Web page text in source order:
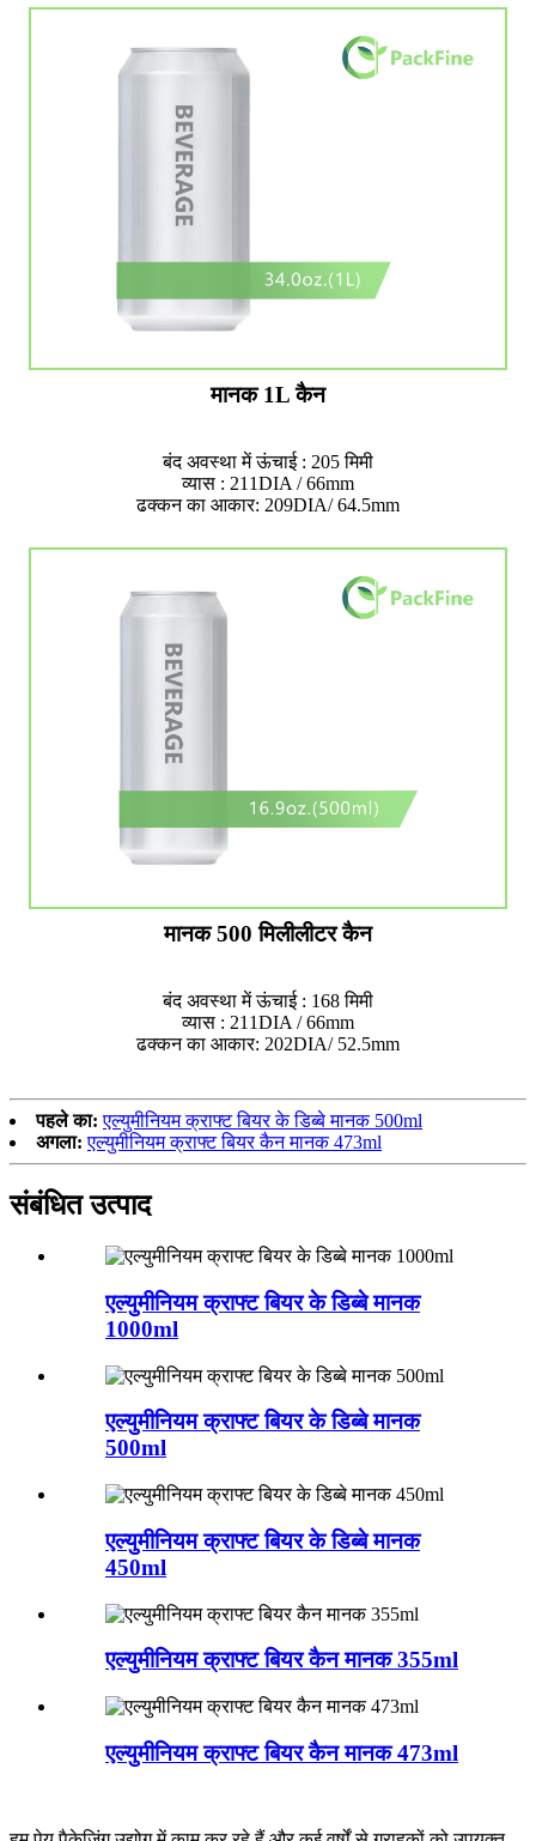
मानक 1L कैन
बंद अवस्था में ऊंचाई : 205 मिमी
व्यास : 211DIA / 66mm
ढक्कन का आकार: 209DIA/ 64.5mm
मानक 500 मिलीलीटर कैन
बंद अवस्था में ऊंचाई : 168 मिमी
व्यास : 211DIA / 66mm
ढक्कन का आकार: 202DIA/ 52.5mm
पहले का: एल्युमीनियम क्राफ्ट बियर के डिब्बे मानक 500ml
अगला: एल्युमीनियम क्राफ्ट बियर कैन मानक 473ml
संबंधित उत्पाद
एल्युमीनियम क्राफ्ट बियर के डिब्बे मानक
1000ml
एल्युमीनियम क्राफ्ट बियर के डिब्बे मानक
500ml
एल्युमीनियम क्राफ्ट बियर के डिब्बे मानक
450ml
एल्युमीनियम क्राफ्ट बियर कैन मानक 355ml
एल्युमीनियम क्राफ्ट बियर कैन मानक 473ml